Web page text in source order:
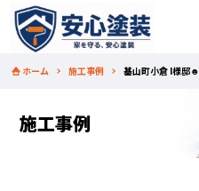
ホーム 施工事例 基山町小倉 I様邸☻
施工事例